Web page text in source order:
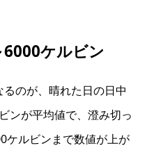
ケルビン
のが、晴れた日の日中
ンが平均値で、澄み切っ
ケルビンまで数値が上が